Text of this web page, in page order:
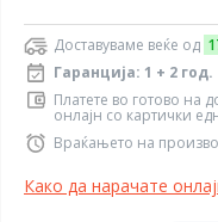
Доставуваме веќе од
Гаранција: 1 + 2 год.
Платете во готово на
онлајн со картички
Враќањето на
Како да нарачате